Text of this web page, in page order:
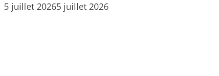
5 juillet 20265 juillet 2026